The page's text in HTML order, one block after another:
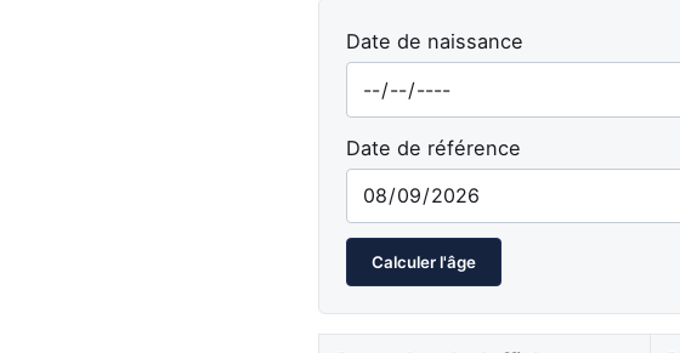
Date de naissance
Date de référence
Calculer l'âge